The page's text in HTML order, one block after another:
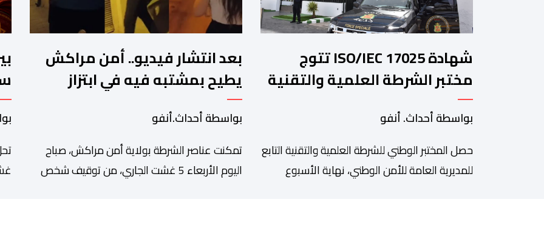
شهادة ISO/IEC 17025 تتوج
مختبر الشرطة العلمية والتقنية
للأمن الوطني في مختلف الخبرات
الجنائية
بواسطة أحداث. أنفو
حصل المختبر الوطني للشرطة العلمية والتقنية التابع
للمديرية العامة للأمن الوطني، نهاية الأسبوع
بعد انتشار فيديو.. أمن مراكش
يطيح بمشتبه فيه في ابتزاز
سائحين
بواسطة أحداث.أنفو
تمكنت عناصر الشرطة بولاية أمن مراكش، صباح
اليوم الأربعاء 5 غشت الجاري، من توقيف شخص